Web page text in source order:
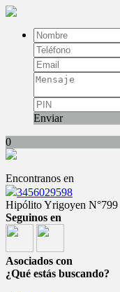
Enviar
0
Encontranos en
3456029598
Hipólito Yrigoyen
Seguinos en
Asociados con
¿Qué estás buscando?